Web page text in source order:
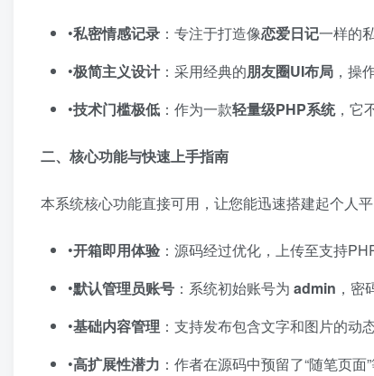
•​私密情感记录 ​：专注于打造像恋爱日记一样的
•​极简主义设计​：采用经典的朋友圈UI布局 ，操
•​技术门槛极低 ​：作为一款轻量级PHP系统，它
二、核心功能与快速上手指南
本系统核心功能直接可用，让您能迅速搭建起个人平
•​开箱即用体验 ：源码经过优化，上传至支持
•​默认管理员账号 ​：系统初始账号为 ​ admin ，密
•​基础内容管理 ：支持发布包含文字和图片的动
•​高扩展性潜力 ：作者在源码中预留了“随笔页面